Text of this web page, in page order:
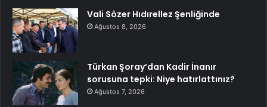
Vali Sözer Hıdırellez Şenliğinde
Ağustos 8, 2026
Türkan Şoray’dan Kadir İnanır
sorusuna tepki: Niye hatırlattınız?
Ağustos 7, 2026